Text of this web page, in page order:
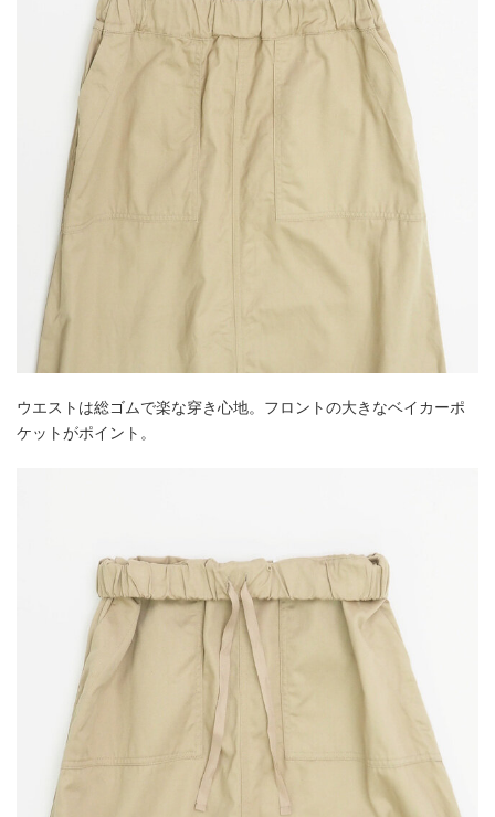
ウエストは総ゴムで楽な穿き心地。フロントの大きなベイカーポ
ケットがポイント。